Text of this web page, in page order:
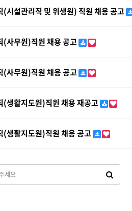
(시설관리직 및 위생원) 직원 채용 공고
(사무원)직원 채용 공고
(사무원)직원 채용 공고
(생활지도원)직원 채용 재공고
(생활지도원)직원 채용 공고